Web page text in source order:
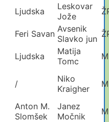
Ljudska
Leskovar
Jože
Feri Savan Avsenik
Slavko jun
Ljudska
Matija
Tomc
/
Niko
Kraigher
Anton M.
Slomšek
Janez
Močnik